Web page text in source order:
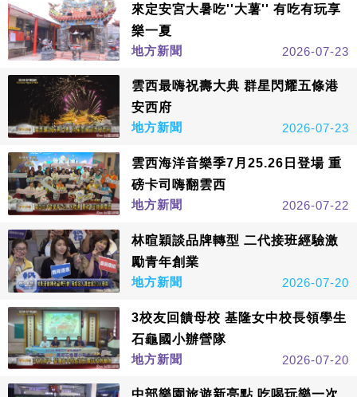
來定安宮大暑吃''大薯'' 有吃有玩享
樂一夏
地方新聞
2026-07-23
雲西最嗨祝壽大典 群星閃耀五條港
安西府
地方新聞
2026-07-23
雲西海洋音樂季7月25.26日登場 重
磅卡司嗨翻雲西
地方新聞
2026-07-22
林暄穎談品牌轉型 二代接班經驗激
勵青年創業
地方新聞
2026-07-20
3校友回饋母校 基隆女中校長領學生
石龜國小辦營隊
地方新聞
2026-07-20